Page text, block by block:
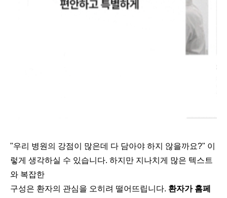
"우리 병원의 강점이 많은데 다 담아야 하지 않을까요?" 이
렇게 생각하실 수 있습니다. 하지만 지나치게 많은 텍스트
와 복잡한
구성은 환자의 관심을 오히려 떨어뜨립니다. 환자가 홈페